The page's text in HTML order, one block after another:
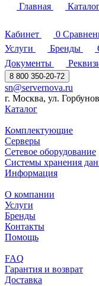
Главная
Кабинет 0
Услуги
Бренды
Документы
8 800 350-20-72
sn@servernova.ru
г. Москва, ул.
Каталог
Комплектующие
Серверы
Сетевое оборудование
Системы хранения
Информация
О компании
Услуги
Бренды
Контакты
Помощь
FAQ
Гарантия и возврат
Доставка